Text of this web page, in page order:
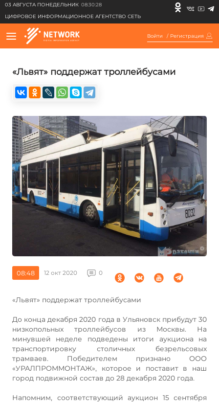
03 АВГУСТА ПОНЕДЕЛЬНИК 08:30:28
ЦИФРОВОЕ ИНФОРМАЦИОННОЕ АГЕНТСТВО СЕТЬ
Войти / Регистрация
«Львят» поддержат троллейбусами
08:48 12 окт 2020 0
«Львят» поддержат троллейбусами
До конца декабря 2020 года в Ульяновск прибудут 30
низкопольных троллейбусов из Москвы. На
минувшей неделе подведены итоги аукциона на
транспортировку столичных безрельсовых
трамваев. Победителем признано ООО
«УРАЛПРОММОНТАЖ», которое и поставит в наш
город подвижной состав до 28 декабря 2020 года.
Напомним, соответствующий аукцион 15 сентября